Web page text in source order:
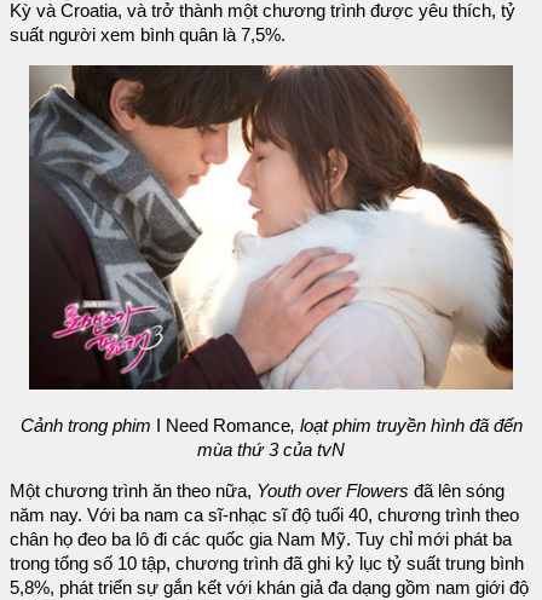
Kỳ và Croatia, và trở thành một chương trình được yêu thích, tỷ
suất người xem bình quân là 7,5%.
Cảnh trong phim I Need Romance, loạt phim truyền hình đã đến
mùa thứ 3 của tvN
Một chương trình ăn theo nữa, Youth over Flowers đã lên sóng
năm nay. Với ba nam ca sĩ-nhạc sĩ độ tuổi 40, chương trình theo
chân họ đeo ba lô đi các quốc gia Nam Mỹ. Tuy chỉ mới phát ba
trong tổng số 10 tập, chương trình đã ghi kỷ lục tỷ suất trung bình
5,8%, phát triển sự gắn kết với khán giả đa dạng gồm nam giới độ